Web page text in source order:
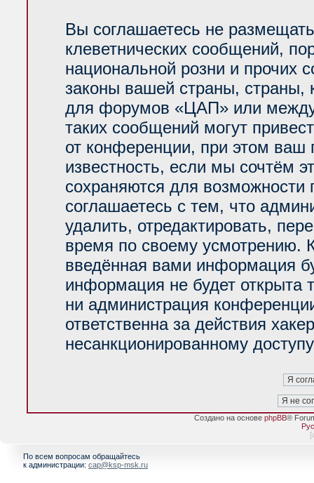
Вы соглашаетесь не
клеветнических сообщений,
национальной розни и прочих
законы вашей страны, страны,
для форумов «ЦАП» или
таких сообщений могут
от конференции, при этом ваш
известность, если мы сочтём
сохраняются для возможности
соглашаетесь с тем, что
удалить, отредактировать,
время по своему усмотрению.
введённая вами информация
информация не будет открыта
ни администрация
ответственна за действия
несанкционированному
Создано на основе phpBB®
[
По всем вопросам обращайтесь
к администрации: cap@ksp-msk.ru